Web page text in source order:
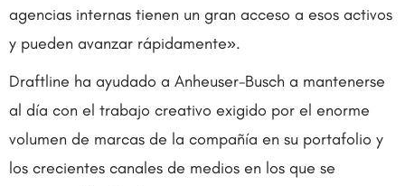
agencias internas tienen un gran acceso a esos activos
y pueden avanzar rápidamente».
Draftline ha ayudado a Anheuser-Busch a mantenerse
al día con el trabajo creativo exigido por el enorme
volumen de marcas de la compañía en su portafolio y
los crecientes canales de medios en los que se